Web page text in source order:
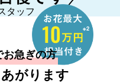
※2
急ぎの方
がります